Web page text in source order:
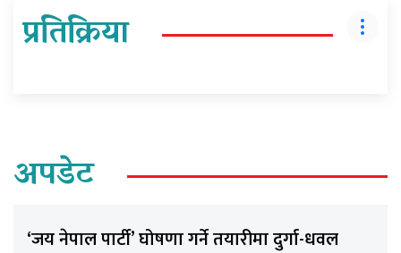
प्रतिक्रिया
अपडेट
‘जय नेपाल पार्टी’ घोषणा गर्ने तयारीमा दुर्गा-धवल